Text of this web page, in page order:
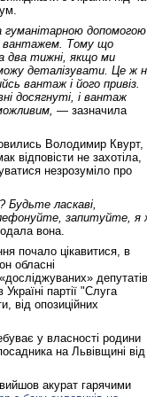
гуманітарною допомогою
вантажем. Тому що
два тижні, якщо ми
деталізувати. Це ж
вантаж і його привіз.
досягнуті, і вантаж
— зазначила
Володимир Квурт,
відповісти не захотіла,
незрозуміло про
ласкаві,
запитуйте, я
вона.
почало цікавитися, в
обласні
депутатів
партії "Слуга
від опозиційних
у власності родини
на Львівщині від
акурат гарячими